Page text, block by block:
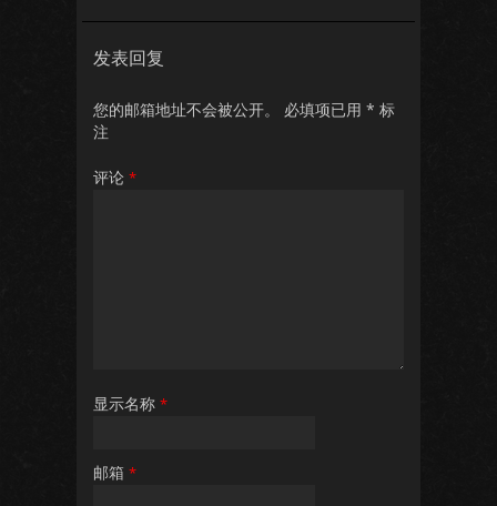
发表回复
您的邮箱地址不会被公开。 必填项已用 * 标
注
评论 *
显示名称 *
邮箱 *